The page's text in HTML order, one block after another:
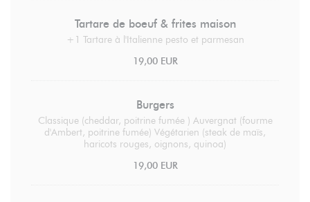
Tartare de boeuf & frites maison
+1 Tartare à l'Italienne pesto et parmesan
19,00 EUR
Burgers
Classique (cheddar, poitrine fumée ) Auvergnat (fourme
d'Ambert, poitrine fumée) Végétarien (steak de maïs,
haricots rouges, oignons, quinoa)
19,00 EUR